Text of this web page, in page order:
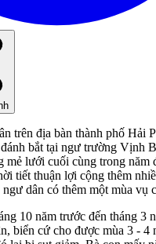
trên địa bàn thành phố Hải
bắt tại ngư trường Vịnh
mẻ lưới cuối cùng trong năm
tiết thuận lợi cộng thêm
dân có thêm một mùa vụ
10 năm trước đến tháng 3
biển cứ cho được mùa 3 - 4